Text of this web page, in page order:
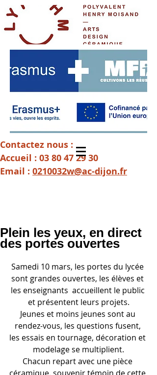
Contactez nous :
Accueil : 03 80 47 29 30
Email : 0210032w@ac-dijon.fr
Plein les yeux, en direct
des portes ouvertes
Samedi 10 mars, les portes du lycée
sont grandes ouvertes, les élèves et
les enseignants  accueillent le public
et présentent leurs projets.
Jeunes et moins jeunes sont au
rendez-vous, les questions fusent,
les essais en tournage, décoration et
modelage se multiplient.
Chacun repart avec une pièce